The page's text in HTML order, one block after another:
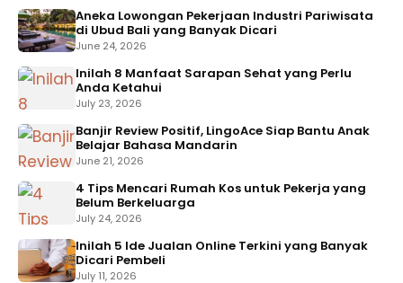
Aneka Lowongan Pekerjaan Industri Pariwisata
di Ubud Bali yang Banyak Dicari
June 24, 2026
Inilah 8 Manfaat Sarapan Sehat yang Perlu
Anda Ketahui
July 23, 2026
Banjir Review Positif, LingoAce Siap Bantu Anak
Belajar Bahasa Mandarin
June 21, 2026
4 Tips Mencari Rumah Kos untuk Pekerja yang
Belum Berkeluarga
July 24, 2026
Inilah 5 Ide Jualan Online Terkini yang Banyak
Dicari Pembeli
July 11, 2026